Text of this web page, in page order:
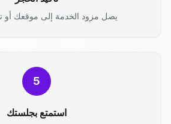
يصل مزود الخدمة إلى موقعك أو
5
استمتع بجلستك